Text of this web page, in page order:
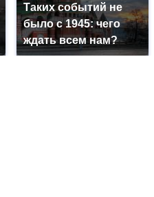
Таких событий не
было с 1945: чего
ждать всем нам?